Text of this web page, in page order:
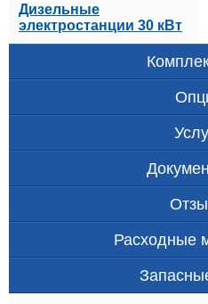
Дизельные
электростанции 30 кВт
Расходные